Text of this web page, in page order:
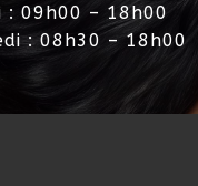
: 09h00 – 18h00
: 08h30 – 18h00